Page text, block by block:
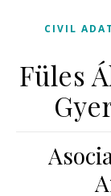
CIVIL
Füles